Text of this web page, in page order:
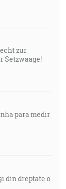
zur
Setzwaage!
para medir
din dreptate o